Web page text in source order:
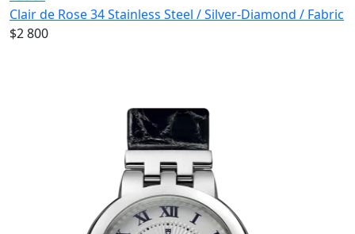
Clair de Rose 34 Stainless Steel / Silver-Diamond / Fabric
$2 800